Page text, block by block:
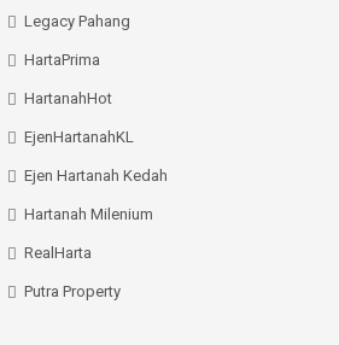
Legacy Pahang
HartaPrima
HartanahHot
EjenHartanahKL
Ejen Hartanah Kedah
Hartanah Milenium
RealHarta
Putra Property